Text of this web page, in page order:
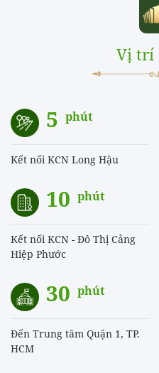
Vị trí
5 phút
Kết nối KCN Long Hậu
10 phút
Kết nối KCN - Đô Thị Cảng
Hiệp Phước
30 phút
Đến Trung tâm Quận 1, TP.
HCM